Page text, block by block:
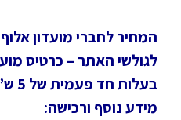
המחיר לחברי מועדון
לגולשי האתר – כרטיס
בעלות חד פעמית של 5 ש”ח
מידע נוסף ורכישה: